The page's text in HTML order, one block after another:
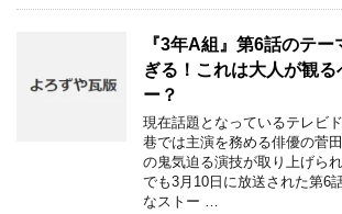
ウ
ン
ド
ウ
で
ま
す
)
o
k
で
共
有
に
は
ク
リ
ッ
ク
し
『3年A組』第6話のテ
ぎる！これは大人が観る
ー？
現在話題となっているテレビ
巷では主演を務める俳優の菅
の鬼気迫る演技が取り上げら
でも3月10日に放送された第6
なストー …